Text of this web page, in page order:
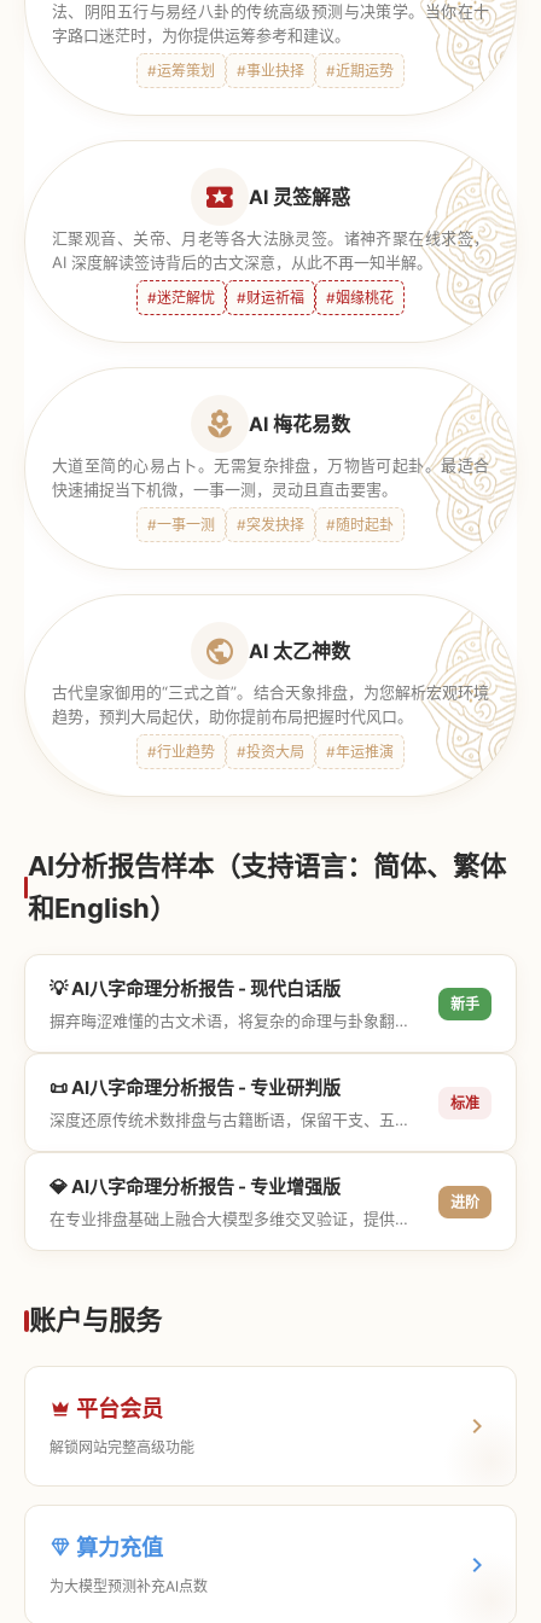
法、阴阳五行与易经八卦的传统高级预测与决策学。当你在十
字路口迷茫时，为你提供运筹参考和建议。
#运筹策划 #事业抉择 #近期运势
AI 灵签解惑
汇聚观音、关帝、月老等各大法脉灵签。诸神齐聚在线求签，
AI 深度解读签诗背后的古文深意，从此不再一知半解。
#迷茫解忧 #财运祈福 #姻缘桃花
AI 梅花易数
大道至简的心易占卜。无需复杂排盘，万物皆可起卦。最适合
快速捕捉当下机微，一事一测，灵动且直击要害。
#一事一测 #突发抉择 #随时起卦
AI 太乙神数
古代皇家御用的“三式之首”。结合天象排盘，为您解析宏观环境
趋势，预判大局起伏，助你提前布局把握时代风口。
#行业趋势 #投资大局 #年运推演
AI分析报告样本（支持语言：简体、繁体
和English）
💡 AI八字命理分析报告 - 现代白话版
摒弃晦涩难懂的古文术语，将复杂的命理与卦象翻译成通俗易懂的现代大白话，直击结果与生活建议，零门槛轻松阅读。
新手
📜 AI八字命理分析报告 - 专业研判版
深度还原传统术数排盘与古籍断语，保留干支、五行与神煞等专业术语，适合追求严谨考证与具备易学基础的用户。
标准
💎 AI八字命理分析报告 - 专业增强版
在专业排盘基础上融合大模型多维交叉验证，提供更详尽的流年推演、应期运筹、象意深度剖析，以及全方位的运筹决策指导。
进阶
账户与服务
平台会员
解锁网站完整高级功能
算力充值
为大模型预测补充AI点数